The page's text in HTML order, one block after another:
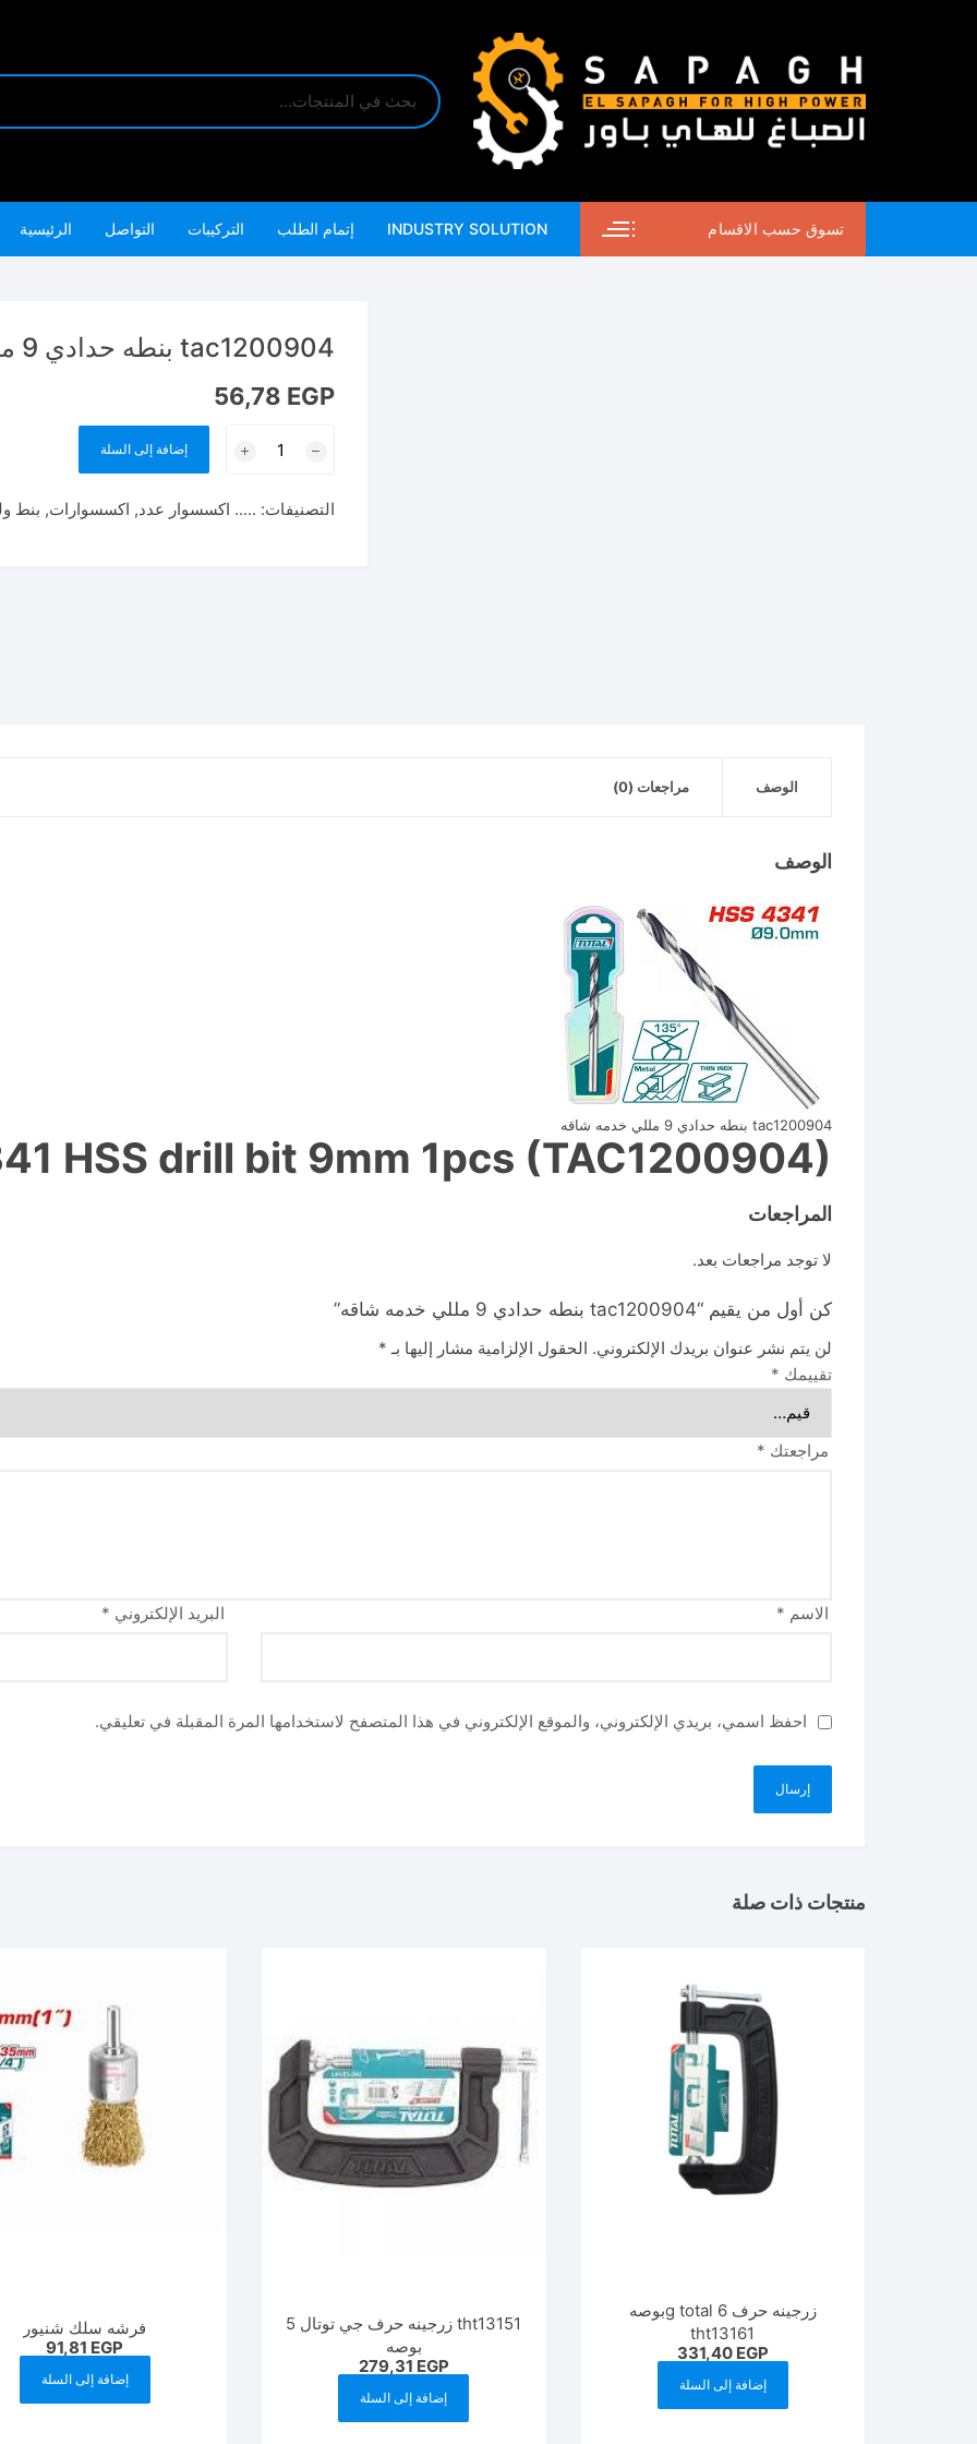
تسوق حسب الاقسام INDUSTRY SOLUTION إتمام الطلب التركيبات التواصل الرئيسية
tac1200904 بنطه حدادي 9 مللي خدمه شاقه
56,78 EGP
tac1200904
حدادي
إضافة إلى السلة
التصنيفات: ..... اكسسوار عدد, اكسسوارات, بنط
الوصف مراجعات (0)
الوصف
tac1200904 بنطه حدادي 9 مللي خدمه شاقه
HSS drill bit 9mm 1pcs (TAC1200904)
المراجعات
لا توجد مراجعات بعد.
كن أول من يقيم “tac1200904 بنطه حدادي 9 مللي خدمه شاقه”
لن يتم نشر عنوان بريدك الإلكتروني. الحقول الإلزامية مشار إليها بـ *
تقييمك *
مراجعتك *
الاسم * البريد الإلكتروني *
احفظ اسمي، بريدي الإلكتروني، والموقع الإلكتروني في هذا المتصفح لاستخدامها المرة المقبلة في تعليقي.
منتجات ذات صلة
زرجينه حرف g total 6بوصه
tht13161
331,40 EGP
إضافة إلى السلة
tht13151 زرجينه حرف جي توتال 5
بوصه
279,31 EGP
إضافة إلى السلة
فرشه سلك شنيور
91,81 EGP
إضافة إلى السلة